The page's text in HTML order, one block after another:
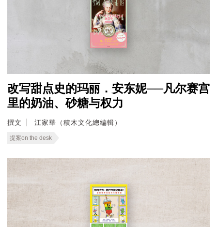
改写甜点史的玛丽．安东妮──凡尔赛宫
里的奶油、砂糖与权力
撰文 江家華（積木文化總編輯）
提案on the desk